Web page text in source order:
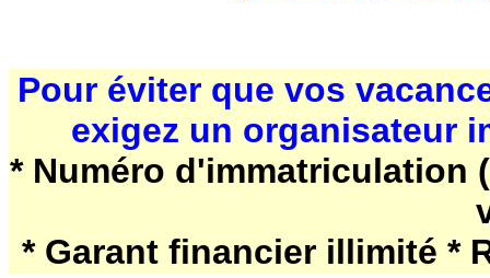
Pour éviter que vos
exigez un organisateur
* Numéro d'immatriculation
* Garant financier illimité *